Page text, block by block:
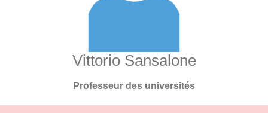
Vittorio Sansalone
Professeur des universités